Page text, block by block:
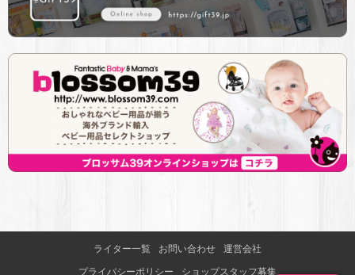
ライター一覧 お問い合わせ 運営会社
プライバシーポリシー ショップスタッフ募集